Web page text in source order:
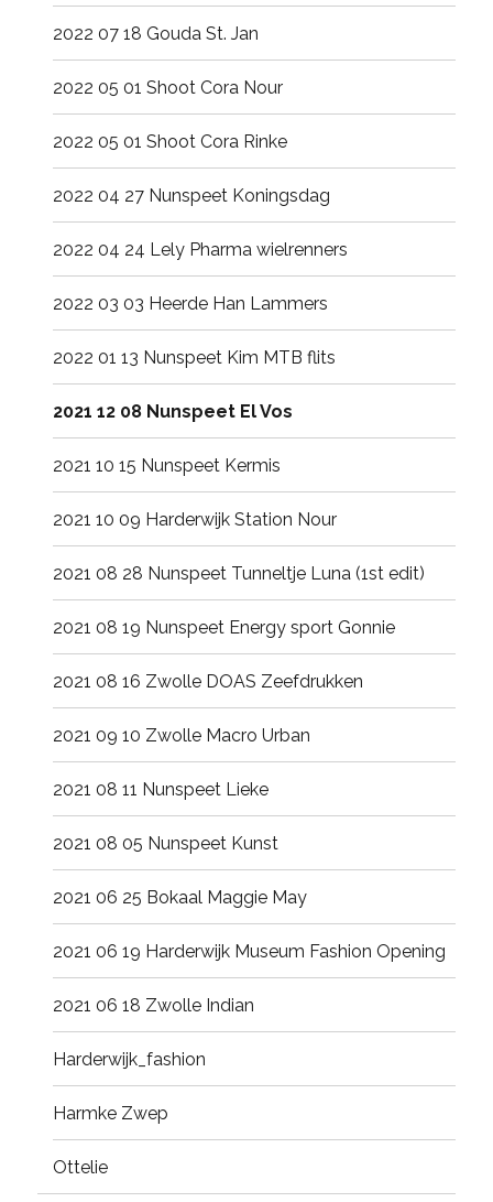
2022 07 18 Gouda St. Jan
2022 05 01 Shoot Cora Nour
2022 05 01 Shoot Cora Rinke
2022 04 27 Nunspeet Koningsdag
2022 04 24 Lely Pharma wielrenners
2022 03 03 Heerde Han Lammers
2022 01 13 Nunspeet Kim MTB flits
2021 12 08 Nunspeet El Vos
2021 10 15 Nunspeet Kermis
2021 10 09 Harderwijk Station Nour
2021 08 28 Nunspeet Tunneltje Luna (1st edit)
2021 08 19 Nunspeet Energy sport Gonnie
2021 08 16 Zwolle DOAS Zeefdrukken
2021 09 10 Zwolle Macro Urban
2021 08 11 Nunspeet Lieke
2021 08 05 Nunspeet Kunst
2021 06 25 Bokaal Maggie May
2021 06 19 Harderwijk Museum Fashion Opening
2021 06 18 Zwolle Indian
Harderwijk_fashion
Harmke Zwep
Ottelie